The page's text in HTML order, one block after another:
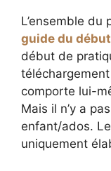
L’ensemble du
guide du
début de
comporte lui-
Mais il n’y a
enfant/ados.
uniquement